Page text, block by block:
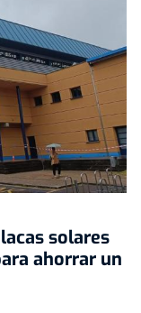
solares
ahorrar un